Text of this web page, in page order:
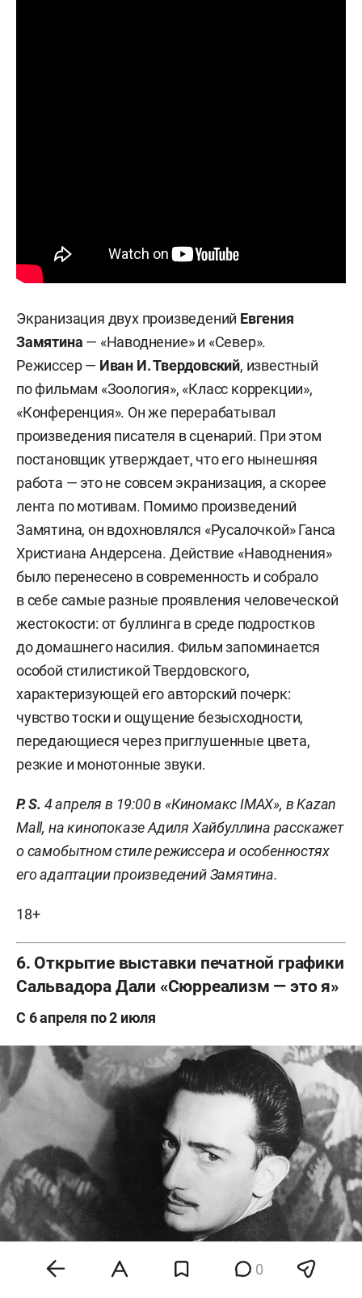
Экранизация двух произведений Евгения
Замятина — «Наводнение» и «Север».
Режиссер — Иван И. Твердовский, известный
по фильмам «Зоология», «Класс коррекции»,
«Конференция». Он же перерабатывал
произведения писателя в сценарий. При этом
постановщик утверждает, что его нынешняя
работа — это не совсем экранизация, а скорее
лента по мотивам. Помимо произведений
Замятина, он вдохновлялся «Русалочкой» Ганса
Христиана Андерсена. Действие «Наводнения»
было перенесено в современность и собрало
в себе самые разные проявления человеческой
жестокости: от буллинга в среде подростков
до домашнего насилия. Фильм запоминается
особой стилистикой Твердовского,
характеризующей его авторский почерк:
чувство тоски и ощущение безысходности,
передающиеся через приглушенные цвета,
резкие и монотонные звуки.
P.S. 4 апреля в 19:00 в «Киномакс IMAX», вKazan
Mall, на кинопоказе Адиля Хайбуллина расскажет
о самобытном стиле режиссера и особенностях
его адаптации произведений Замятина.
18+
6. Открытие выставки печатной графики
Сальвадора Дали «Сюрреализм — это я»
С 6 апреля по 2 июля
0